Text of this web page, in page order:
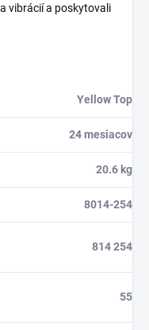
vibrácií a poskytovali
Yellow Top
24 mesiacov
20.6 kg
8014-254
814 254
55